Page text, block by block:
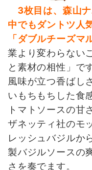
3枚目は、森山
中でもダントツ人
「ダブルチーズマ
業より変わらない
と素材の相性」で
風味が立つ香ばし
いもちもちした食
トマトソースの甘
ザネッティ社のモ
レッシュバジルか
製バジルソースの
さを奏でます。